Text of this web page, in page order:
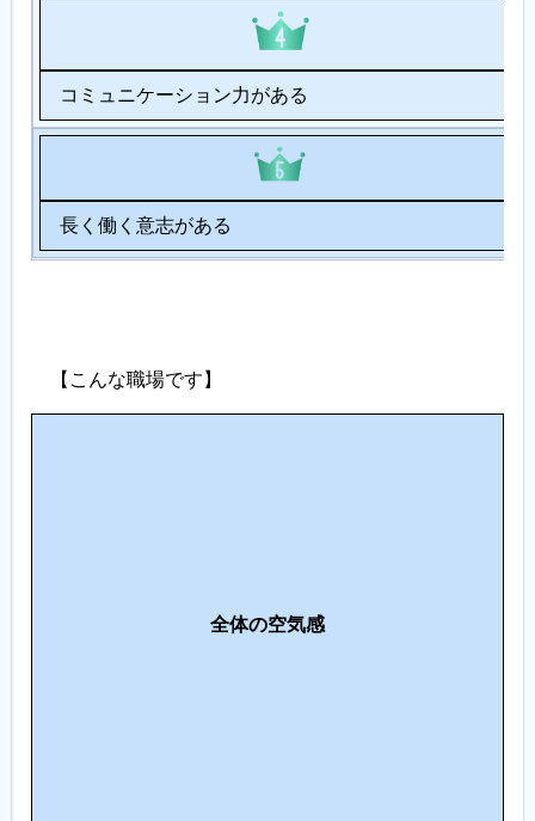
コミュニケーション力がある
長く働く意志がある
【こんな職場です】
全体の空気感